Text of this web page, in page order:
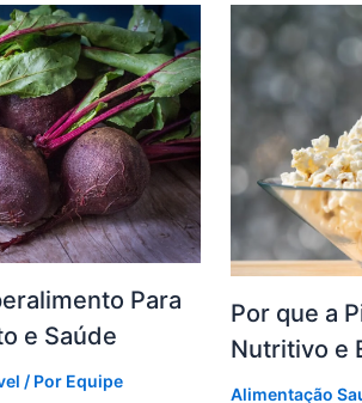
Para
e Saúde
/ Por Equipe
Por que a
Nutritivo e
Alimentação